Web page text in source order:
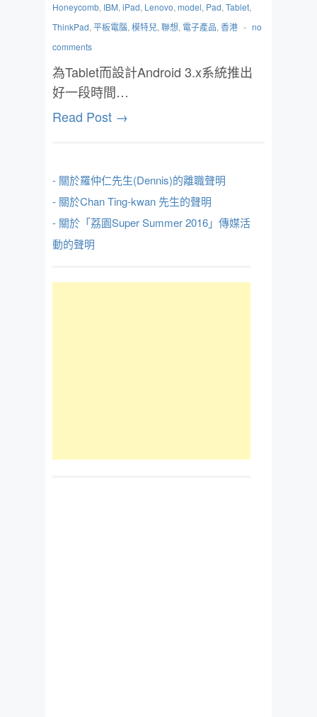
Honeycomb, IBM, iPad, Lenovo, model, Pad, Tablet,
ThinkPad, 平板電腦, 模特兒, 聯想, 電子產品, 香港 - no
comments
為Tablet而設計Android 3.x系統推出
好一段時間…
Read Post →
- 關於羅仲仁先生(Dennis)的離職聲明
- 關於Chan Ting-kwan 先生的聲明
- 關於「荔園Super Summer 2016」傳媒活
動的聲明